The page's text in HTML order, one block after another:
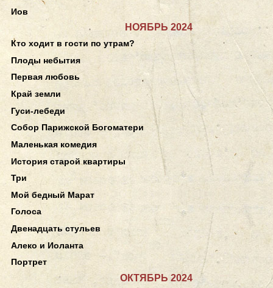
Иов
НОЯБРЬ 2024
Кто ходит в гости по утрам?
Плоды небытия
Первая любовь
Край земли
Гуси-лебеди
Собор Парижской Богоматери
Маленькая комедия
История старой квартиры
Три
Мой бедный Марат
Голоса
Двенадцать стульев
Алеко и Иоланта
Портрет
ОКТЯБРЬ 2024